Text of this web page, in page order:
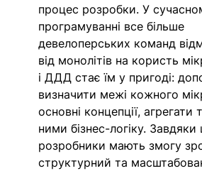
процес розробки. У
програмуванні все більше
девелоперських команд
від монолітів на користь
і ДДД стає їм у пригоді:
визначити межі кожного
основні концепції, агрегати
ними бізнес-логіку.
розробники мають змогу
структурний та